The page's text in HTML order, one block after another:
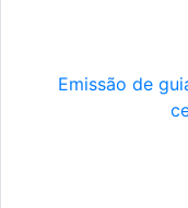
Emissão de